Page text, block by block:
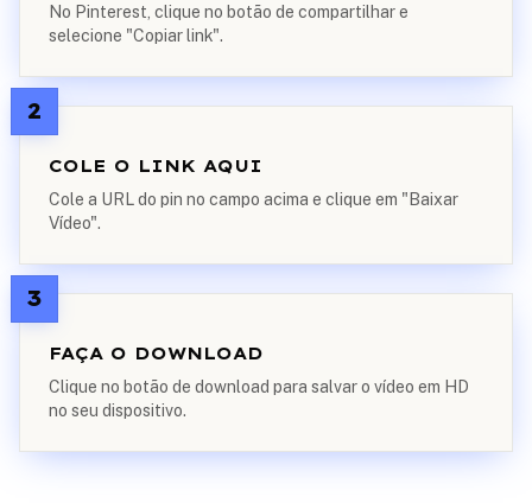
No Pinterest, clique no botão de compartilhar e
selecione "Copiar link".
2
COLE O LINK AQUI
Cole a URL do pin no campo acima e clique em "Baixar
Vídeo".
3
FAÇA O DOWNLOAD
Clique no botão de download para salvar o vídeo em HD
no seu dispositivo.